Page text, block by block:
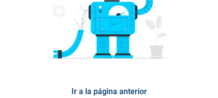
Ir a la página anterior